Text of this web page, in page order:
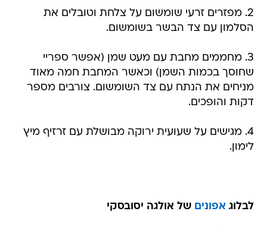
2. מפזרים זרעי שומשום על צלחת וטובלים את
הסלמון עם צד הבשר בשומשום.
3. מחממים מחבת עם מעט שמן (אפשר ספריי
שחוסך בכמות השמן) וכאשר המחבת חמה מאוד
מניחים את הנתח עם צד השומשום. צורבים מספר
דקות והופכים.
4. מגישים על שעועית ירוקה מבושלת עם זרזיף מיץ
לימון.
לבלוג אפונים של אולגה יסובסקי